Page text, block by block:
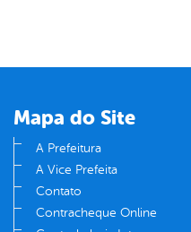
Mapa do Site
A Prefeitura
A Vice Prefeita
Contato
Contracheque Online